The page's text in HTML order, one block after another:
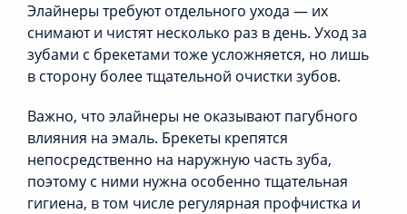
Элайнеры требуют отдельного ухода — их
снимают и чистят несколько раз в день. Уход за
зубами с брекетами тоже усложняется, но лишь
в сторону более тщательной очистки зубов.
Важно, что элайнеры не оказывают пагубного
влияния на эмаль. Брекеты крепятся
непосредственно на наружную часть зуба,
поэтому с ними нужна особенно тщательная
гигиена, в том числе регулярная профчистка и